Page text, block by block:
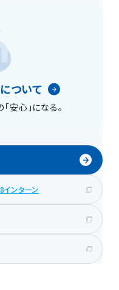
ついて
安心」になる。
インターン